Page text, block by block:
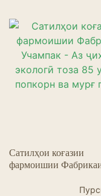
Мошинҳои
Нонвойхона
Қошуқи Равғанӣ
Сатилҳои коғазии
фармоишии
экологӣ тоза 85